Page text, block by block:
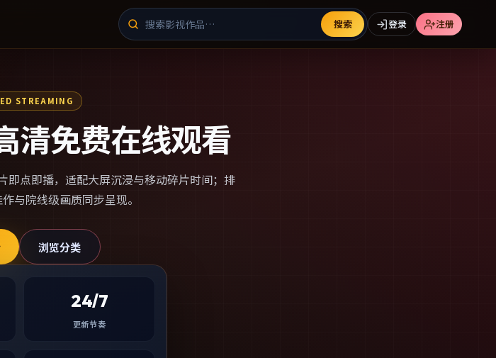
搜索 登录 注册
STREAMING
清免费在线观看
即点即播，适配大屏沉浸与移动碎片时间；排
与院线级画质同步呈现。
浏览分类
24/7
更新节奏